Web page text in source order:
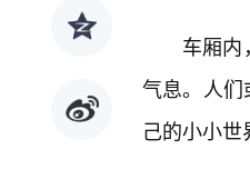
车厢
气息。人
己的小小世